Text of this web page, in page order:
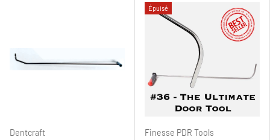
Dentcraft
Épuisé
Finesse PDR Tools